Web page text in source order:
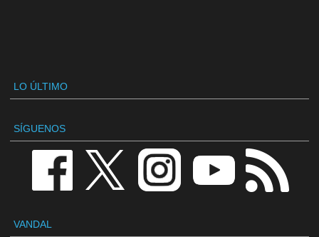
LO ÚLTIMO
SÍGUENOS
VANDAL